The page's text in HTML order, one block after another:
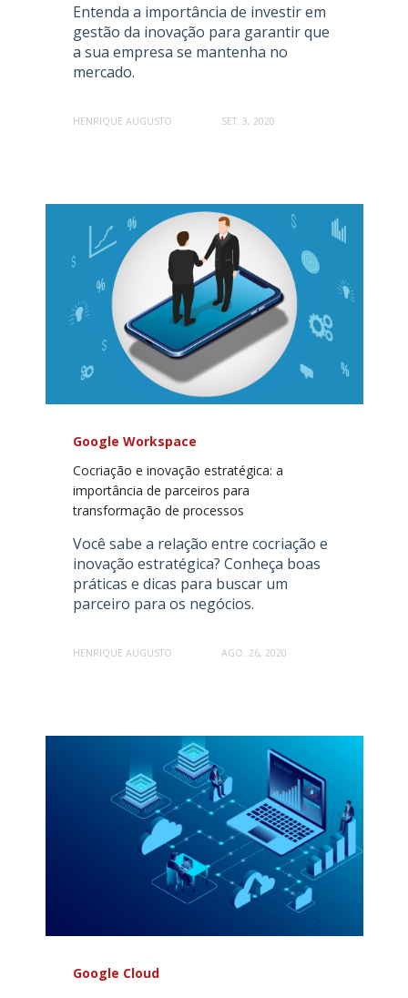
Entenda a importância de investir em
gestão da inovação para garantir que
a sua empresa se mantenha no
mercado.
HENRIQUE AUGUSTO SET. 3, 2020
Google Workspace
Cocriação e inovação estratégica: a
importância de parceiros para
transformação de processos
Você sabe a relação entre cocriação e
inovação estratégica? Conheça boas
práticas e dicas para buscar um
parceiro para os negócios.
HENRIQUE AUGUSTO AGO. 26, 2020
Google Cloud